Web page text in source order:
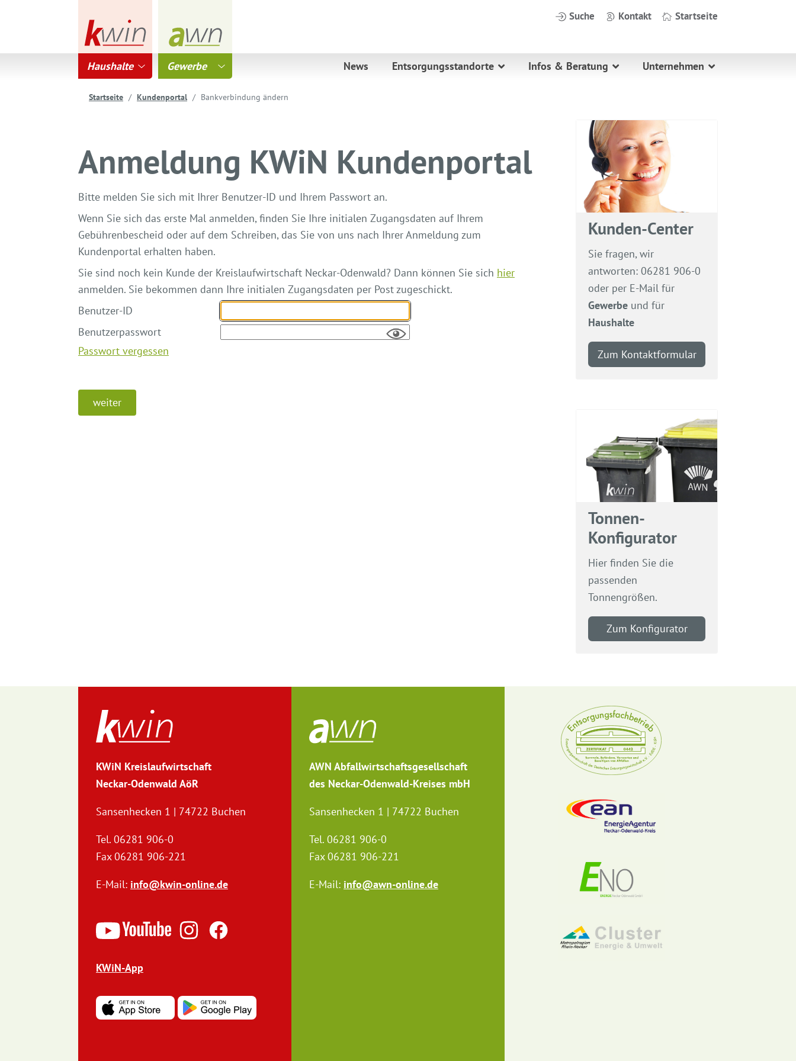
Haushalte Gewerbe
Suche Kontakt Startseite
News Entsorgungsstandorte Infos & Beratung Unternehmen
Startseite Kundenportal Bankverbindung ändern
Kunden-Center
Sie fragen, wir
antworten: 06281 906-0
oder per E-Mail für
Gewerbe und für
Haushalte
Zum Kontaktformular
Tonnen-
Konfigurator
Hier finden Sie die
passenden
Tonnengrößen.
Zum Konfigurator
KWiN Kreislaufwirtschaft
Neckar-Odenwald AöR
Sansenhecken 1 | 74722 Buchen
Tel. 06281 906-0
Fax 06281 906-221
E-Mail: info@kwin-online.de
KWiN-App
AWN Abfallwirtschaftsgesellschaft
des Neckar-Odenwald-Kreises mbH
Sansenhecken 1 | 74722 Buchen
Tel. 06281 906-0
Fax 06281 906-221
E-Mail: info@awn-online.de